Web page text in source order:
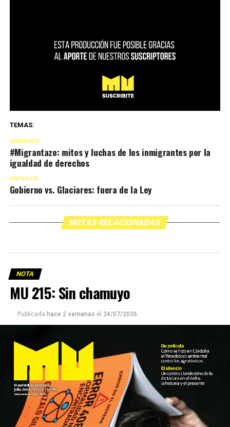
TEMAS:
SIGUIENTE
#Migrantazo: mitos y luchas de los inmigrantes por la
igualdad de derechos
ANTERIOR
Gobierno vs. Glaciares: fuera de la Ley
NOTAS RELACIONADAS
NOTA
MU 215: Sin chamuyo
Publicada hace 2 semanas el 24/07/2026